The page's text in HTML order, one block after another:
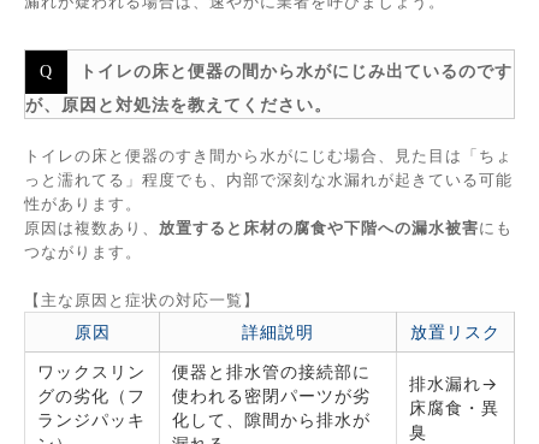
トイレの床と便器の間から水がにじみ出ているのです
が、原因と対処法を教えてください。
トイレの床と便器のすき間から水がにじむ場合、見た目は「ちょ
っと濡れてる」程度でも、内部で深刻な水漏れが起きている可能
性があります。
原因は複数あり、 放置すると床材の腐食や下階への漏水被害にも
つながります。
【主な原因と症状の対応一覧】
原因 詳細説明
放置リスク
ワックスリン
グの劣化（フ
ランジパッキ
便器と排水管の接続部に
使われる密閉パーツが劣
化して、隙間から排水が
排水漏れ→
床腐食・異
臭